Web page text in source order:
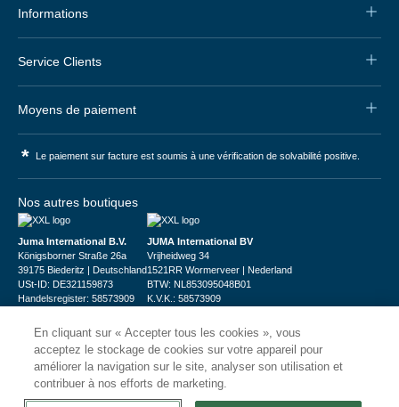
Informations
Service Clients
Moyens de paiement
* Le paiement sur facture est soumis à une vérification de solvabilité positive.
Nos autres boutiques
Juma International B.V.
Königsborner Straße 26a
39175 Biederitz | Deutschland
USt-ID: DE321159873
Handelsregister: 58573909
JUMA International BV
Vrijheidweg 34
1521RR Wormerveer | Nederland
BTW: NL853095048B01
K.V.K.: 58573909
© 2026CHRshop
En cliquant sur « Accepter tous les cookies », vous
acceptez le stockage de cookies sur votre appareil pour
améliorer la navigation sur le site, analyser son utilisation et
contribuer à nos efforts de marketing.